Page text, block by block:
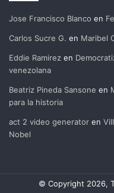
Jose Francisco Blanco en
Carlos Sucre G. en Maribel
Eddie Ramirez en
venezolana
Beatriz Pineda Sansone en
para la historia
act 2 video generator en
Nobel
© Copyright 2026,